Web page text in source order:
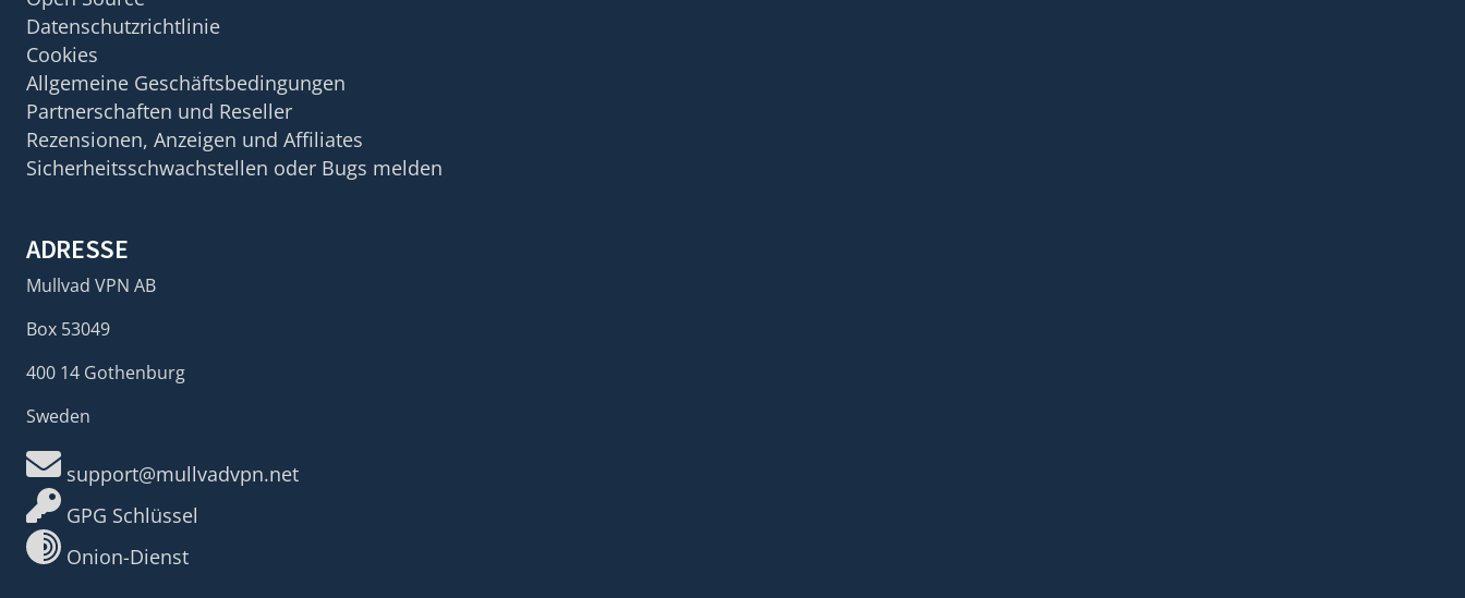
Datenschutzrichtlinie
Cookies
Allgemeine Geschäftsbedingungen
Partnerschaften und Reseller
Rezensionen, Anzeigen und Affiliates
Sicherheitsschwachstellen oder Bugs melden
ADRESSE
Mullvad VPN AB
Box 53049
400 14 Gothenburg
Sweden
support@mullvadvpn.net
GPG Schlüssel
Onion-Dienst